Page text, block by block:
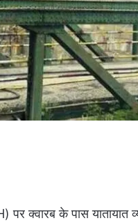
पर क्वारब के पास